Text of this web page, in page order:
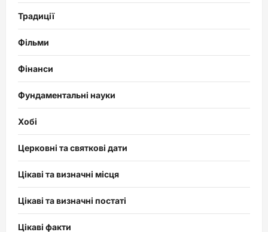
Традиції
Фільми
Фінанси
Фундаментальні науки
Хобі
Церковні та святкові дати
Цікаві та визначні місця
Цікаві та визначні постаті
Цікаві факти